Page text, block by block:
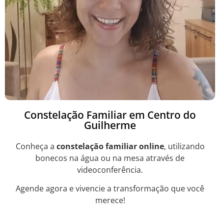
Constelação Familiar em Centro do
Guilherme
Conheça a constelação familiar online, utilizando
bonecos na água ou na mesa através de
videoconferência.
Agende agora e vivencie a transformação que você
merece!